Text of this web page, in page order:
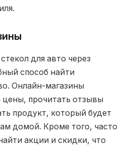
для авто через
способ найти
Онлайн-магазины
цены, прочитать отзывы
продукт, который будет
домой. Кроме того, часто
акции и скидки, что